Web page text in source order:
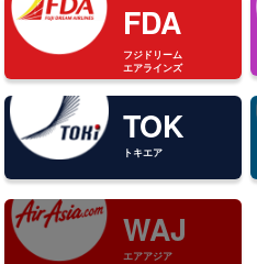
FDA
フジドリーム
エアラインズ
TOK
トキエア
WAJ
エアアジア